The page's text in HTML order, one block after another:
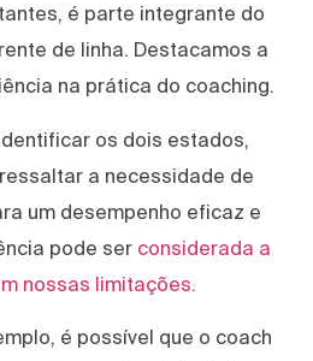
é parte integrante do
de linha. Destacamos a
na prática do coaching.
os dois estados,
a necessidade de
um desempenho eficaz e
pode ser considerada a
nossas limitações.
é possível que o coach